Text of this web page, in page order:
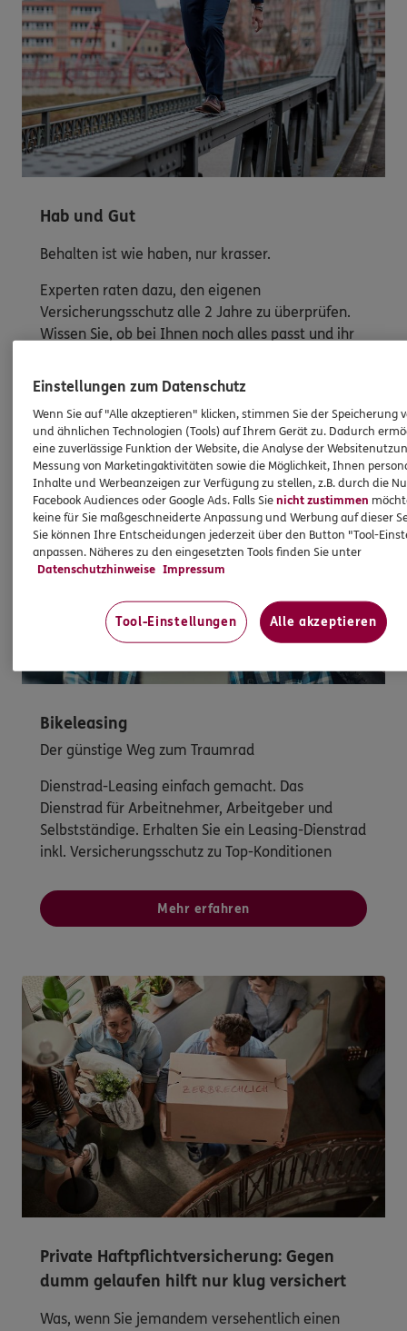
Hab und Gut
Behalten ist wie haben, nur krasser.
Experten raten dazu, den eigenen
Versicherungsschutz alle 2 Jahre zu überprüfen.
Wissen Sie, ob bei Ihnen noch alles passt und ihr
Jetzt Schutz überprüfen
Bikeleasing
Der günstige Weg zum Traumrad
Dienstrad-Leasing einfach gemacht. Das
Dienstrad für Arbeitnehmer, Arbeitgeber und
Selbstständige. Erhalten Sie ein Leasing-Dienstrad
inkl. Versicherungsschutz zu Top-Konditionen
Mehr erfahren
Private Haftpflichtversicherung: Gegen
dumm gelaufen hilft nur klug versichert
Was, wenn Sie jemandem versehentlich einen
Einstellungen zum Datenschutz
Wenn Sie auf "Alle akzeptieren" klicken, stimmen Sie der Speicherung
und ähnlichen Technologien (Tools) auf Ihrem Gerät zu. Dadurch
eine zuverlässige Funktion der Website, die Analyse der
Messung von Marketingaktivitäten sowie die Möglichkeit, Ihnen
Inhalte und Werbeanzeigen zur Verfügung zu stellen, z.B. durch die
Facebook Audiences oder Google Ads. Falls Sienicht zustimmen
keine für Sie maßgeschneiderte Anpassung und Werbung auf dieser
Sie können Ihre Entscheidungen jederzeit über den Button "Tool-
anpassen. Näheres zu den eingesetzten Tools finden Sie unter
Datenschutzhinweise Impressum
Tool-Einstellungen Alle akzeptieren